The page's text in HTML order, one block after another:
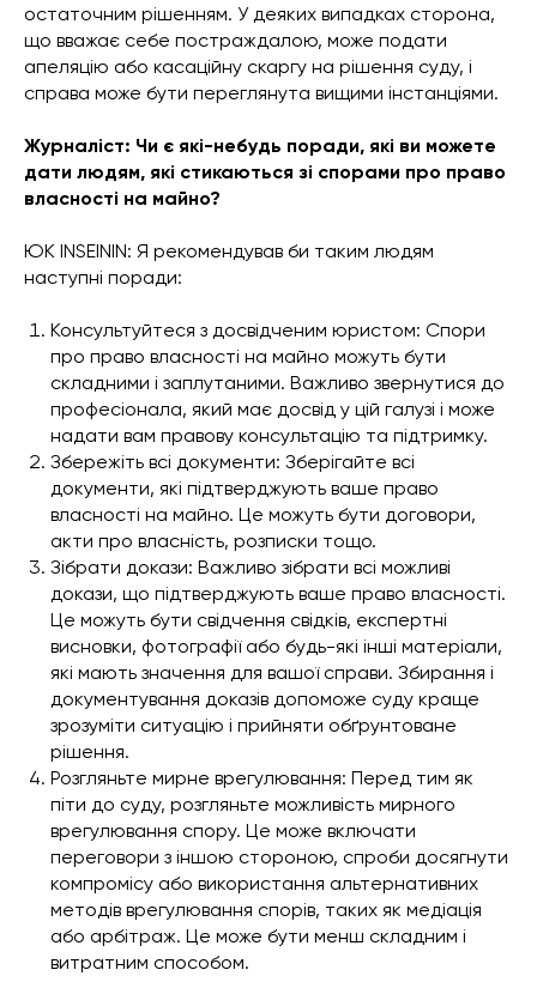
остаточним рішенням. У деяких випадках сторона,
що вважає себе постраждалою, може подати
апеляцію або касаційну скаргу на рішення суду, і
справа може бути переглянута вищими інстанціями.
Журналіст: Чи є які-небудь поради, які ви можете
дати людям, які стикаються зі спорами про право
власності на майно?
ЮК INSEININ: Я рекомендував би таким людям
наступні поради:
Консультуйтеся з досвідченим юристом: Спори
про право власності на майно можуть бути
складними і заплутаними. Важливо звернутися до
професіонала, який має досвід у цій галузі і може
надати вам правову консультацію та підтримку.
Збережіть всі документи: Зберігайте всі
документи, які підтверджують ваше право
власності на майно. Це можуть бути договори,
акти про власність, розписки тощо.
Зібрати докази: Важливо зібрати всі можливі
докази, що підтверджують ваше право власності.
Це можуть бути свідчення свідків, експертні
висновки, фотографії або будь-які інші матеріали,
які мають значення для вашої справи. Збирання і
документування доказів допоможе суду краще
зрозуміти ситуацію і прийняти обґрунтоване
рішення.
Розгляньте мирне врегулювання: Перед тим як
піти до суду, розгляньте можливість мирного
врегулювання спору. Це може включати
переговори з іншою стороною, спроби досягнути
компромісу або використання альтернативних
методів врегулювання спорів, таких як медіація
або арбітраж. Це може бути менш складним і
витратним способом.